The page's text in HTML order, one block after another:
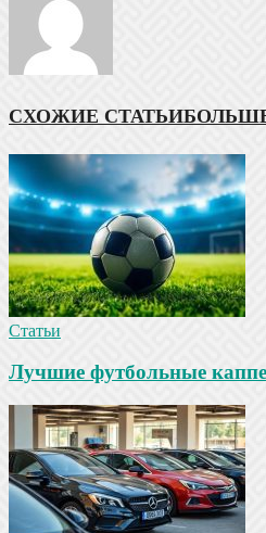
СХОЖИЕ СТАТЬИ
Статьи
Лучшие футбольные